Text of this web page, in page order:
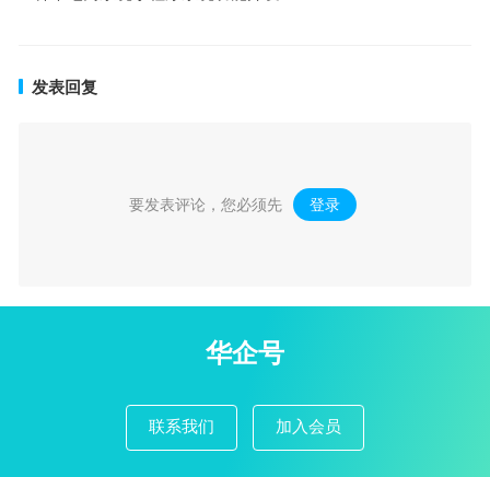
发表回复
要发表评论，您必须先 登录 。
华企号
联系我们 加入会员